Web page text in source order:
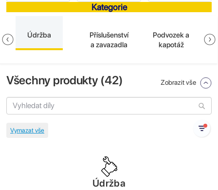
Kategorie
Údržba
Příslušenství
a zavazadla
Podvozek a
kapotáž
Všechny produkty (42) Zobrazit vše
Údržba